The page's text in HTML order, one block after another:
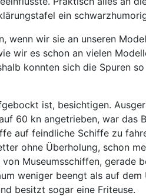
ein
wir sie an unseren
wir es schon an vielen
konnten sich die Spuren
ist, besichtigen.
60 kn angetrieben, war das
auf feindliche Schiffe zu
ohne Überholung, schon
Museumsschiffen, gerade
weniger beengt als auf
besitzt sogar eine Friteuse.